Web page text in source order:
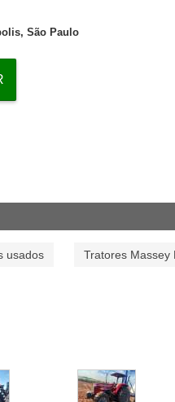
São Paulo
usados Tratores Massey